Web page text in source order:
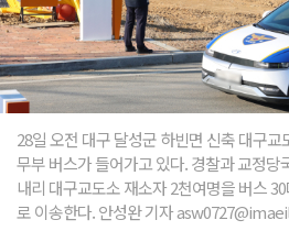
28일 오전 대구 달성군 하빈면 신축 대구
무부 버스가 들어가고 있다. 경찰과 교정당
내리 대구교도소 재소자 2천여명을 버스
로 이송한다. 안성완 기자